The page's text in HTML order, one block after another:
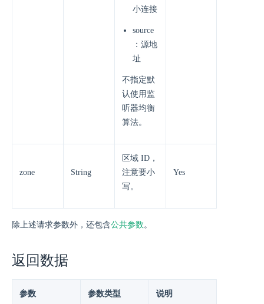
小连接
source
：源地
址
不指定默
认使用监
听器均衡
算法。
zone String
区域 ID，
注意要小
写。
Yes
除上述请求参数外，还包含公共参数。
返回数据
参数 参数类型 说明